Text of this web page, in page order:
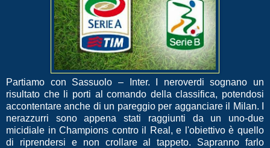
Partiamo con Sassuolo – Inter. I neroverdi sognano un
risultato che li porti al comando della classifica, potendosi
accontentare anche di un pareggio per agganciare il Milan. I
nerazzurri sono appena stati raggiunti da un uno-due
micidiale in Champions contro il Real, e l'obiettivo è quello
di riprendersi e non crollare al tappeto. Sapranno farlo